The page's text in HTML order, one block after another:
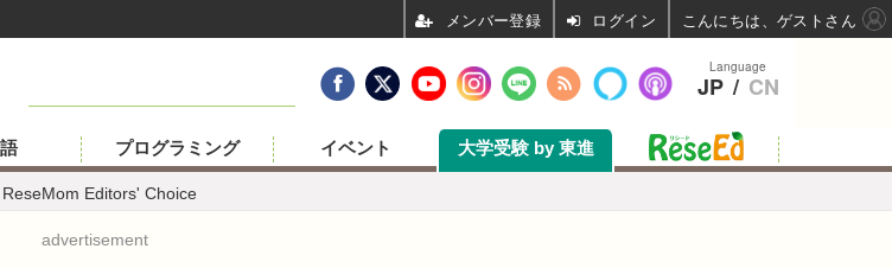
ReseMom Editors' Choice
プログラミング イベント 大学受験 by 東進
advertisement
Language
JP / CN
ログイン こんにちは、ゲストさん